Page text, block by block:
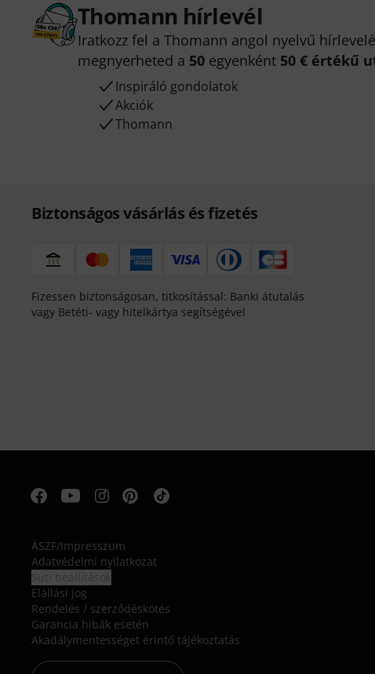
Thomann hírlevél
Iratkozz fel a Thomann angol nyelvű
megnyerheted a 50 egyenként 50 € értékű
Inspiráló gondolatok
Akciók
Thomann
Biztonságos vásárlás és fizetés
Fizessen biztonságosan, titkosítással: Banki átutalás
vagy Betéti- vagy hitelkártya segítségével
ÁSZF/Impresszum
Adatvédelmi nyilatkozat
Elállási jog
Rendelés / szerződéskötés
Garancia hibák esetén
Akadálymentességet érintő tájékoztatás